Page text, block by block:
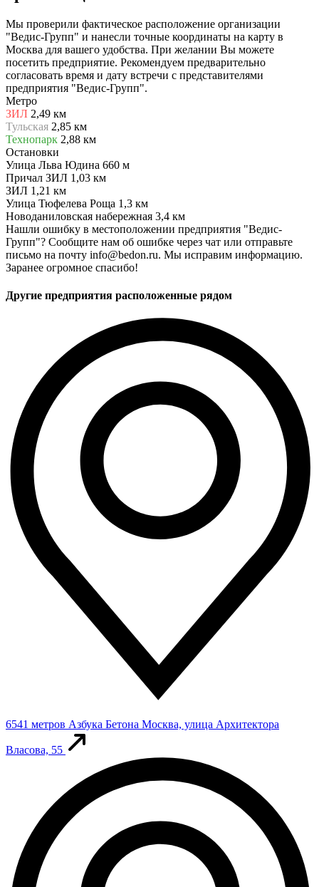
Мы проверили фактическое расположение организации
"Ведис-Групп" и нанесли точные координаты на карту в
Москва для вашего удобства. При желании Вы можете
посетить предприятие. Рекомендуем предварительно
согласовать время и дату встречи с представителями
предприятия "Ведис-Групп".
Метро
ЗИЛ 2,49 км
Тульская 2,85 км
Технопарк 2,88 км
Остановки
Улица Льва Юдина 660 м
Причал ЗИЛ 1,03 км
ЗИЛ 1,21 км
Улица Тюфелева Роща 1,3 км
Новоданиловская набережная 3,4 км
Нашли ошибку в местоположении предприятия "Ведис-
Групп"? Сообщите нам об ошибке через чат или отправьте
письмо на почту info@bedon.ru. Мы исправим информацию.
Заранее огромное спасибо!
Другие предприятия расположенные рядом
6541 метров Азбука Бетона Москва, улица Архитектора
Власова, 55